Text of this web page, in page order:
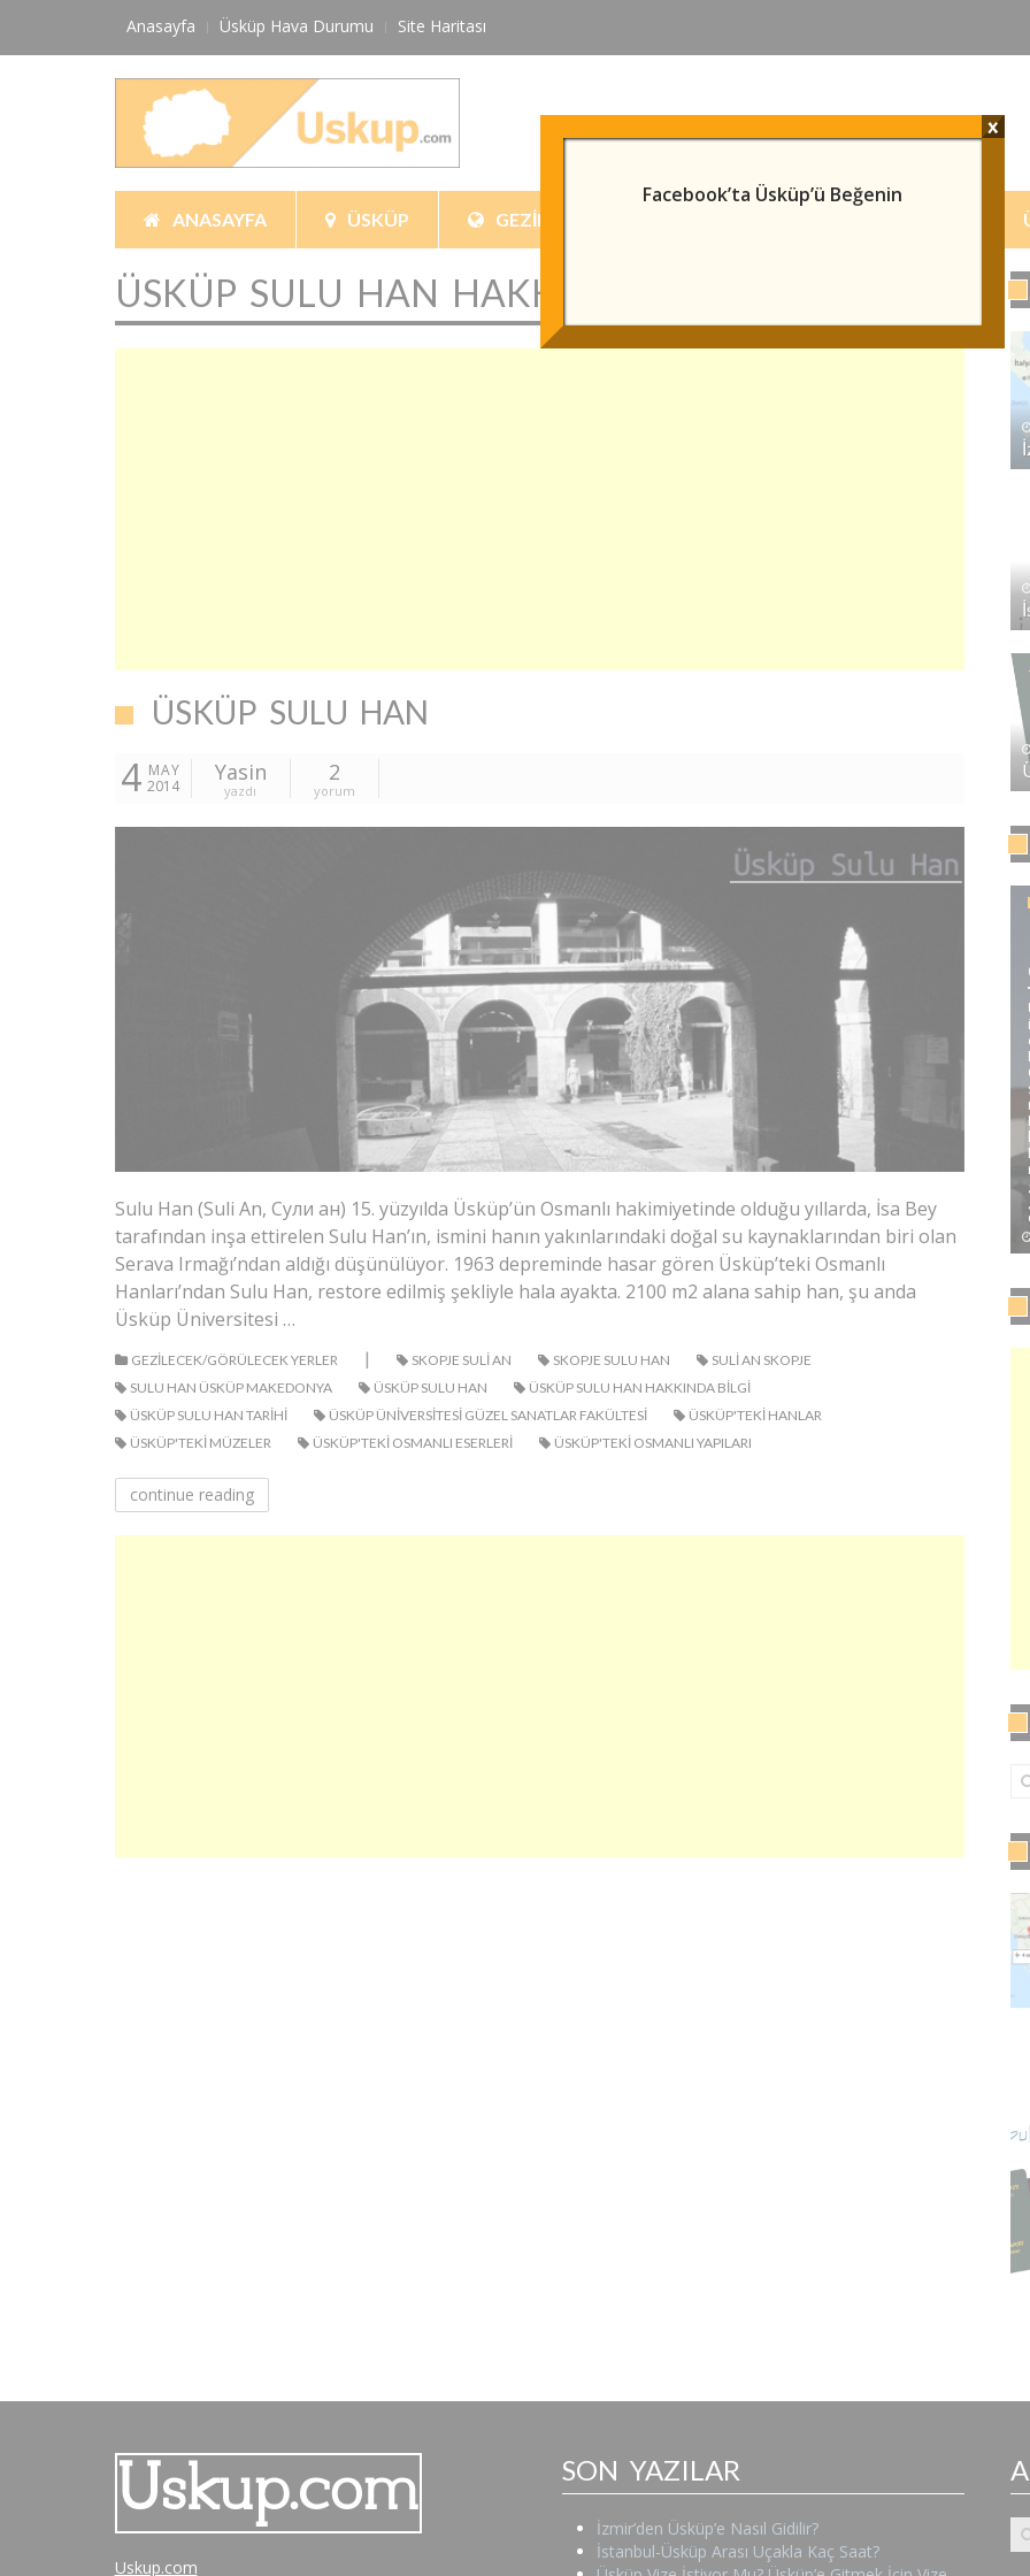
Anasayfa Üsküp Hava Durumu Site Haritası
ANASAYFA ÜSKÜP GEZILECEK/GÖRÜLECEK YERLER
ÜSKÜP SULU HAN HAKKINDA BILGI
ÜSKÜP SULU HAN
4 MAY
2014
Yasin
yazdı
2
yorum
Sulu Han (Suli An, Сули ан) 15. yüzyılda Üsküp’ün Osmanlı hakimiyetinde olduğu yıllarda, İsa Bey
tarafından inşa ettirelen Sulu Han’ın, ismini hanın yakınlarındaki doğal su kaynaklarından biri olan
Serava Irmağı’ndan aldığı düşünülüyor. 1963 depreminde hasar gören Üsküp’teki Osmanlı
Hanları’ndan Sulu Han, restore edilmiş şekliyle hala ayakta. 2100 m2 alana sahip han, şu anda
Üsküp Üniversitesi …
GEZILECEK/GÖRÜLECEK YERLER | SKOPJE SULI AN SKOPJE SULU HAN
SULI AN SKOPJE
SULU HAN ÜSKÜP MAKEDONYA
ÜSKÜP SULU HAN
ÜSKÜP SULU HAN HAKKINDA BILGI
ÜSKÜP SULU HAN TARIHI
ÜSKÜP ÜNIVERSITESI GÜZEL SANATLAR FAKÜLTESI
ÜSKÜP'TEKI HANLAR
ÜSKÜP'TEKI MÜZELER
ÜSKÜP'TEKI OSMANLI ESERLERI ÜSKÜP'TEKI OSMANLI YAPILARI
continue reading
Uskup.com
SON YAZILAR
İzmir’den Üsküp’e Nasıl Gidilir?
İstanbul-Üsküp Arası Uçakla Kaç Saat?
Facebook’ta Üsküp’ü Beğenin
x